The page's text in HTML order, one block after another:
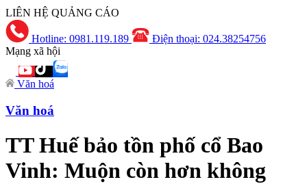
LIÊN HỆ QUẢNG CÁO
Hotline: 0981.119.189
Điện thoại: 024.38254756
Mạng xã hội
Văn hoá
Văn hoá
TT Huế bảo tồn phố cổ Bao
Vinh: Muộn còn hơn không